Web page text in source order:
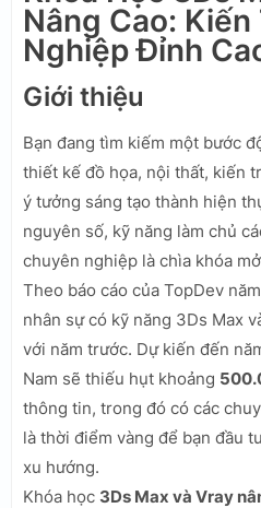
Nâng Cao: Kiến
Nghiệp Đỉnh
Giới thiệu
Bạn đang tìm kiếm một bước
thiết kế đồ họa, nội thất, kiến
ý tưởng sáng tạo thành hiện
nguyên số, kỹ năng làm chủ
chuyên nghiệp là chìa khóa
Theo báo cáo của TopDev
nhân sự có kỹ năng 3Ds Max
với năm trước. Dự kiến đến
Nam sẽ thiếu hụt khoảng
thông tin, trong đó có các
là thời điểm vàng để bạn đầu
xu hướng.
Khóa học 3Ds Max và Vray